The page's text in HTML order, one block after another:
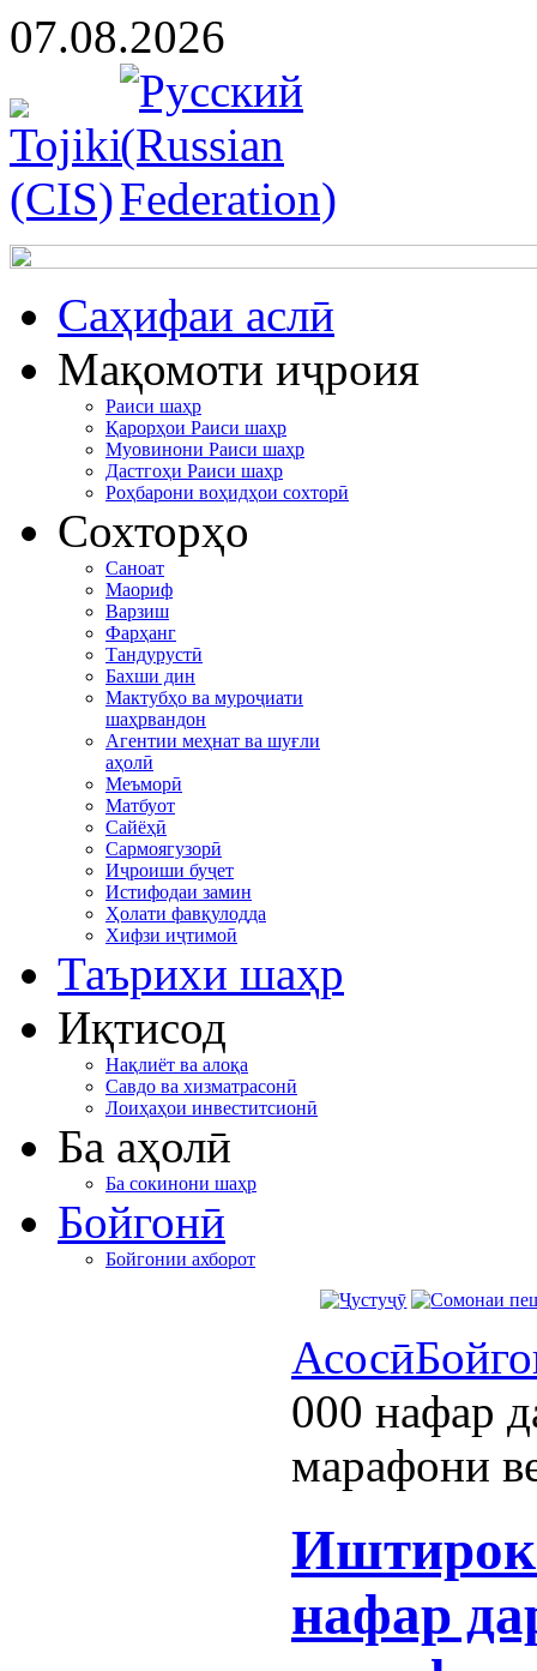
07.08.2026
Cаҳифаи аслӣ
Мақомоти иҷроия
Раиси шаҳр
Қарорҳои Раиси шаҳр
Муовинони Раиси шаҳр
Дастгоҳи Раиси шаҳр
Роҳбарони воҳидҳои сохторӣ
Сохторҳо
Саноат
Маориф
Варзиш
Фарҳанг
Тандурустӣ
Бахши дин
Мактубҳо ва муроҷиати
шаҳрвандон
Агентии меҳнат ва шуғли
аҳолӣ
Меъморӣ
Матбуот
Сайёҳӣ
Сармоягузорӣ
Иҷроиши буҷет
Истифодаи замин
Ҳолати фавқулодда
Хифзи иҷтимоӣ
Таърихи шаҳр
Иқтисод
Нақлиёт ва алоқа
Савдо ва хизматрасонӣ
Лоиҳаҳои инвеститсионӣ
Ба аҳолӣ
Ба сокинони шаҳр
Бойгонӣ
Бойгонии ахборот
Асосӣ
000 нафар
марафони
нафар